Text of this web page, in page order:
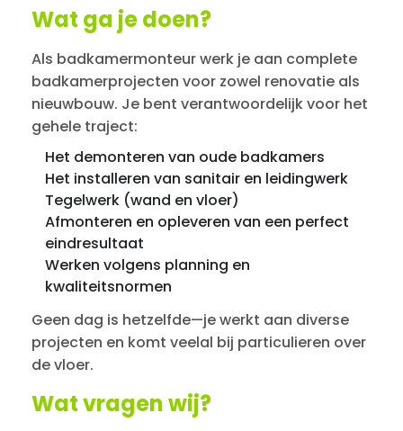
Wat ga je doen?
Als badkamermonteur werk je aan complete
badkamerprojecten voor zowel renovatie als
nieuwbouw. Je bent verantwoordelijk voor het
gehele traject:
Het demonteren van oude badkamers
Het installeren van sanitair en leidingwerk
Tegelwerk (wand en vloer)
Afmonteren en opleveren van een perfect
eindresultaat
Werken volgens planning en
kwaliteitsnormen
Geen dag is hetzelfde—je werkt aan diverse
projecten en komt veelal bij particulieren over
de vloer.
Wat vragen wij?